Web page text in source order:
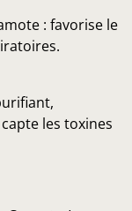
: favorise le
les toxines